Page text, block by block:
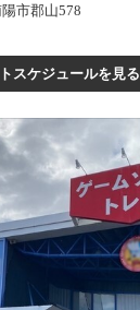
市郡山578
スケジュールを見る